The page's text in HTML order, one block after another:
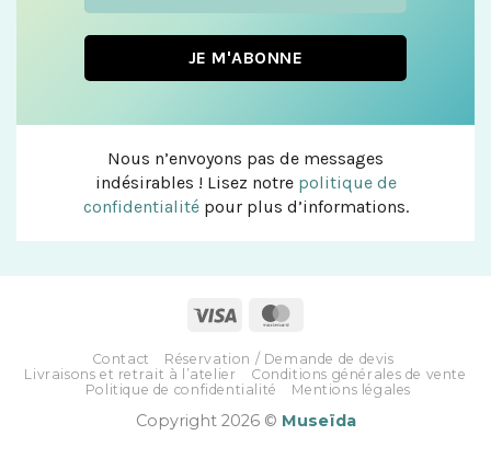
Nous n’envoyons pas de messages
indésirables ! Lisez notre politique de
confidentialitépour plus d’informations.
Contact
Réservation / Demande de devis
Livraisons et retrait à l’atelier
Conditions générales de vente
Politique de confidentialité
Mentions légales
Copyright 2026 © Museïda